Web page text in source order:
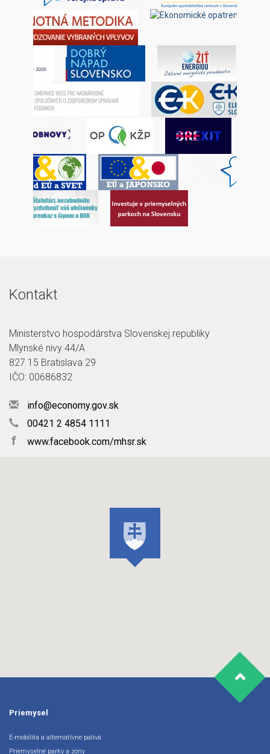
Kontakt
Ministerstvo hospodárstva Slovenskej republiky
Mlynské nivy 44/A
827 15 Bratislava 29
IČO: 00686832
info@economy.gov.sk
00421 2 4854 1111
f www.facebook.com/mhsr.sk
Priemysel
E-mobilita a alternatívne palivá
Priemyselné parky a zóny